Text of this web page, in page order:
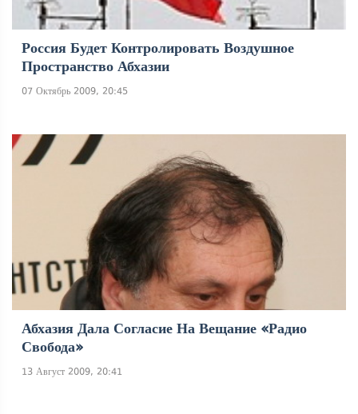
Россия Будет Контролировать Воздушное
Пространство Абхазии
07 Октябрь 2009, 20:45
Абхазия Дала Согласие На Вещание «Радио
Свобода»
13 Август 2009, 20:41